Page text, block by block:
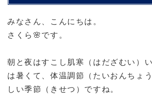
みなさん、こんにちは。
さくら 🌸 です。
朝と夜はすこし肌寒（はだざむい）
は暑くて、体温調節（たいおんちょ
しい季節（きせつ）ですね。